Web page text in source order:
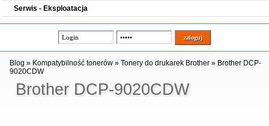
Serwis - Eksploatacja
Brother DCP-9020CDW
Blog » Kompatybilność tonerów »Tonery do drukarek Brother » Brother DCP-
9020CDW